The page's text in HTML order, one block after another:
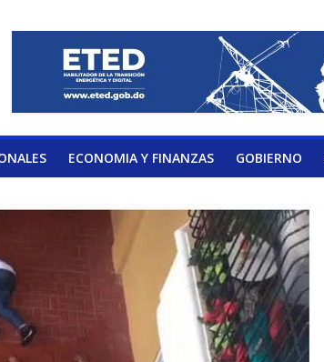
ECONOMIA Y FINANZAS GOBIERNO